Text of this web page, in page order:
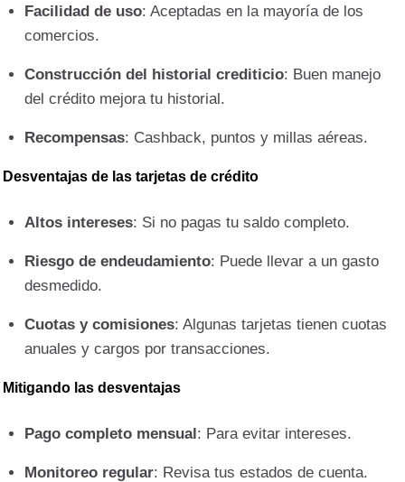
Facilidad de uso: Aceptadas en la mayoría de los
comercios.
Construcción del historial crediticio: Buen manejo
del crédito mejora tu historial.
Recompensas: Cashback, puntos y millas aéreas.
Desventajas de las tarjetas de crédito
Altos intereses: Si no pagas tu saldo completo.
Riesgo de endeudamiento: Puede llevar a un gasto
desmedido.
Cuotas y comisiones: Algunas tarjetas tienen cuotas
anuales y cargos por transacciones.
Mitigando las desventajas
Pago completo mensual: Para evitar intereses.
Monitoreo regular: Revisa tus estados de cuenta.